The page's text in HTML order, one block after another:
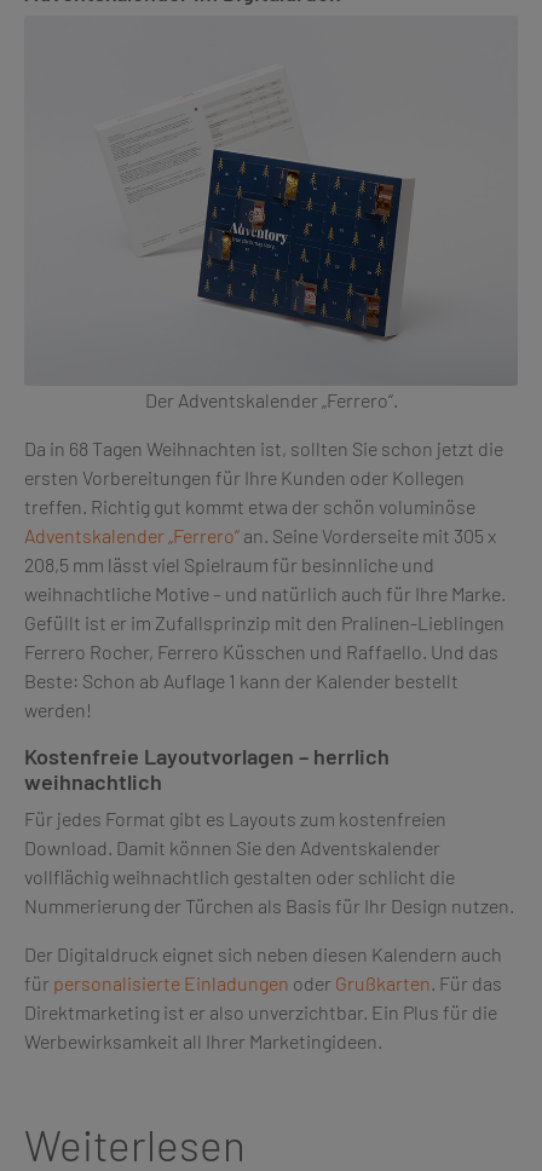
Der Adventskalender „Ferrero“.
Da in 68 Tagen Weihnachten ist, sollten Sie schon jetzt die
ersten Vorbereitungen für Ihre Kunden oder Kollegen
treffen. Richtig gut kommt etwa der schön voluminöse
Adventskalender „Ferrero“ an. Seine Vorderseite mit 305 x
208,5 mm lässt viel Spielraum für besinnliche und
weihnachtliche Motive – und natürlich auch für Ihre Marke.
Gefüllt ist er im Zufallsprinzip mit den Pralinen-Lieblingen
Ferrero Rocher, Ferrero Küsschen und Raffaello. Und das
Beste: Schon ab Auflage 1 kann der Kalender bestellt
werden!
Kostenfreie Layoutvorlagen – herrlich
weihnachtlich
Für jedes Format gibt es Layouts zum kostenfreien
Download. Damit können Sie den Adventskalender
vollflächig weihnachtlich gestalten oder schlicht die
Nummerierung der Türchen als Basis für Ihr Design nutzen.
Der Digitaldruck eignet sich neben diesen Kalendern auch
für personalisierte Einladungen oder Grußkarten. Für das
Direktmarketing ist er also unverzichtbar. Ein Plus für die
Werbewirksamkeit all Ihrer Marketingideen.
Weiterlesen